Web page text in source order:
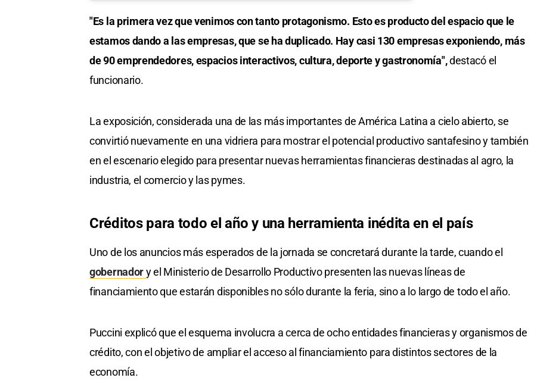
"Es la primera vez que venimos con tanto protagonismo. Esto es producto del espacio que le
estamos dando a las empresas, que se ha duplicado. Hay casi 130 empresas exponiendo, más
de 90 emprendedores, espacios interactivos, cultura, deporte y gastronomía",destacó el
funcionario.
La exposición, considerada una de las más importantes de América Latina a cielo abierto, se
convirtió nuevamente en una vidriera para mostrar el potencial productivo santafesino y también
en el escenario elegido para presentar nuevas herramientas financieras destinadas al agro, la
industria, el comercio y las pymes.
Créditos para todo el año y una herramienta inédita en el país
Uno de los anuncios más esperados de la jornada se concretará durante la tarde, cuando el
gobernadory el Ministerio de Desarrollo Productivo presenten las nuevas líneas de
financiamiento que estarán disponibles no sólo durante la feria, sino a lo largo de todo el año.
Puccini explicó que el esquema involucra a cerca de ocho entidades financieras y organismos de
crédito, con el objetivo de ampliar el acceso al financiamiento para distintos sectores de la
economía.